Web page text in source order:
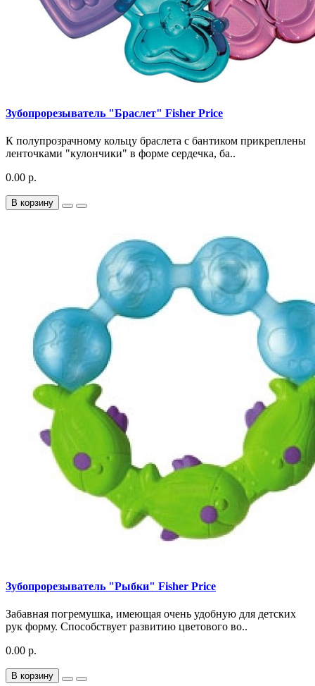
Зубопрорезыватель "Браслет" Fisher Price
К полупрозрачному кольцу браслета с бантиком прикреплены
ленточками "кулончики" в форме сердечка, ба..
0.00 р.
В корзину
Зубопрорезыватель "Рыбки" Fisher Price
Забавная погремушка, имеющая очень удобную для детских
рук форму. Способствует развитию цветового во..
0.00 р.
В корзину